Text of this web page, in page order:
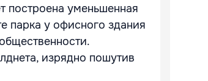
построена уменьшенная
парка у офисного здания
изрядно пошутив